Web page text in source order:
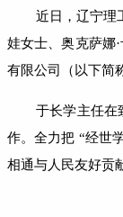
近日，辽宁理
娃女士、奥克萨娜
有限公司（以下简
于长学主任在
作。全力把 “经世
相通与人民友好贡